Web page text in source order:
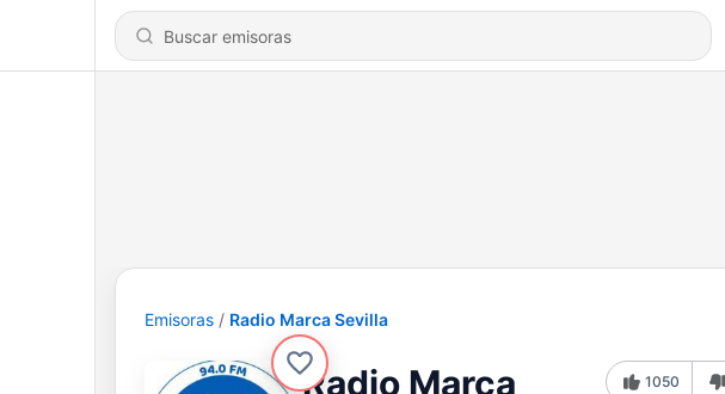
Emisoras Radio Marca Sevilla
Radio Marca
1050